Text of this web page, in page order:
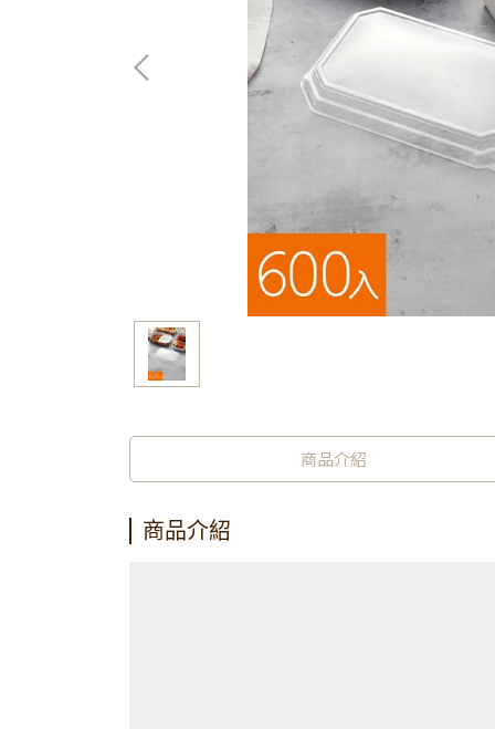
商品介紹
商品介紹